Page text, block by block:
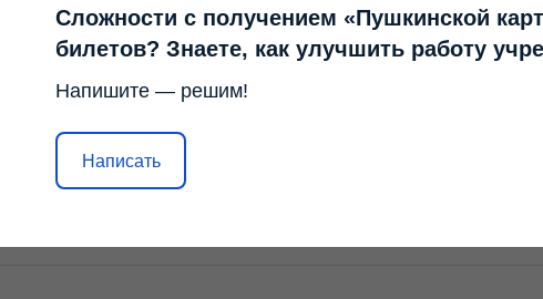
Сложности с получением «Пушкинской
билетов? Знаете, как улучшить работу
Напишите — решим!
Написать